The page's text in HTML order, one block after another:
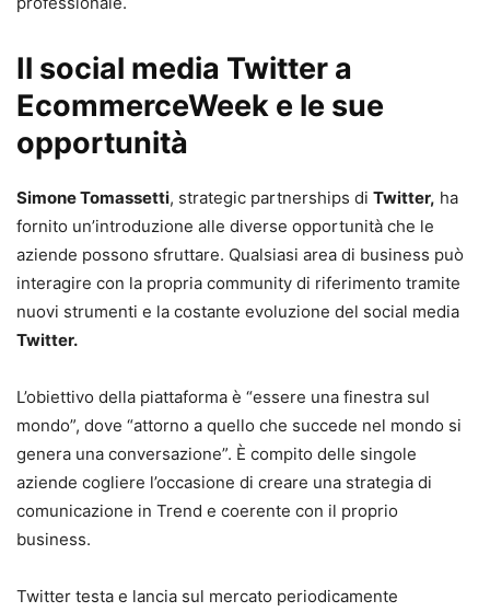
Il social media Twitter a
EcommerceWeek e le sue
opportunità
Simone Tomassetti, strategic partnerships di Twitter, ha
fornito un’introduzione alle diverse opportunità che le
aziende possono sfruttare. Qualsiasi area di business può
interagire con la propria community di riferimento tramite
nuovi strumenti e la costante evoluzione del social media
Twitter.
L’obiettivo della piattaforma è “essere una finestra sul
mondo”, dove “attorno a quello che succede nel mondo si
genera una conversazione”. È compito delle singole
aziende cogliere l’occasione di creare una strategia di
comunicazione in Trend e coerente con il proprio
business.
Twitter testa e lancia sul mercato periodicamente